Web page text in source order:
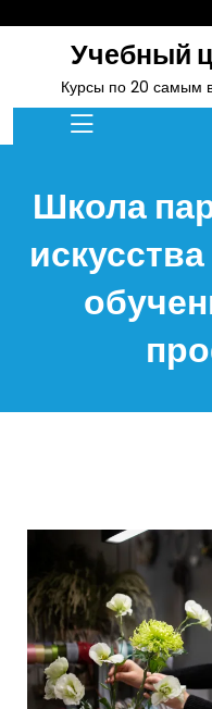
Учебный
Курсы по 20 самым
Школа